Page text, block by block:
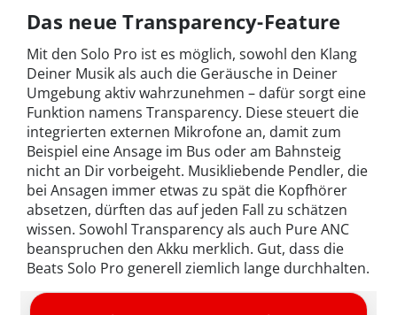
Das neue Transparency-Feature
Mit den Solo Pro ist es möglich, sowohl den Klang
Deiner Musik als auch die Geräusche in Deiner
Umgebung aktiv wahrzunehmen – dafür sorgt eine
Funktion namens Transparency. Diese steuert die
integrierten externen Mikrofone an, damit zum
Beispiel eine Ansage im Bus oder am Bahnsteig
nicht an Dir vorbeigeht. Musikliebende Pendler, die
bei Ansagen immer etwas zu spät die Kopfhörer
absetzen, dürften das auf jeden Fall zu schätzen
wissen. Sowohl Transparency als auch Pure ANC
beanspruchen den Akku merklich. Gut, dass die
Beats Solo Pro generell ziemlich lange durchhalten.